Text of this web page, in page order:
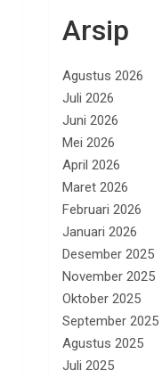
Arsip
Agustus 2026
Juli 2026
Juni 2026
Mei 2026
April 2026
Maret 2026
Februari 2026
Januari 2026
Desember 2025
November 2025
Oktober 2025
September 2025
Agustus 2025
Juli 2025